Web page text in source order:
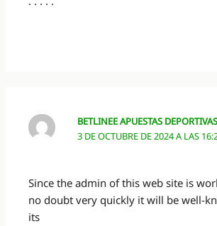
BETLINEE APUESTAS
3 DE OCTUBRE DE 2024 A LAS
Since the admin of this web site is
no doubt very quickly it will be well-
its